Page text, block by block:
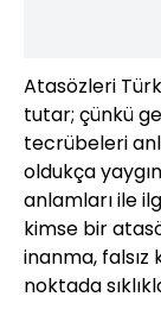
Atasözleri
tutar; çünkü
tecrübeleri
oldukça
anlamları ile
kimse bir
inanma, falsız
noktada